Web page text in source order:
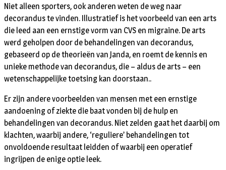
Niet alleen sporters, ook anderen weten de weg naar
decorandus te vinden. Illustratief is het voorbeeld van een arts
die leed aan een ernstige vorm van CVS en migraine. De arts
werd geholpen door de behandelingen van decorandus,
gebaseerd op de theorieën van Janda, en roemt de kennis en
unieke methode van decorandus, die – aldus de arts – een
wetenschappelijke toetsing kan doorstaan..
Er zijn andere voorbeelden van mensen met een ernstige
aandoening of ziekte die baat vonden bij de hulp en
behandelingen van decorandus. Niet zelden gaat het daarbij om
klachten, waarbij andere, ‘reguliere’ behandelingen tot
onvoldoende resultaat leidden of waarbij een operatief
ingrijpen de enige optie leek.